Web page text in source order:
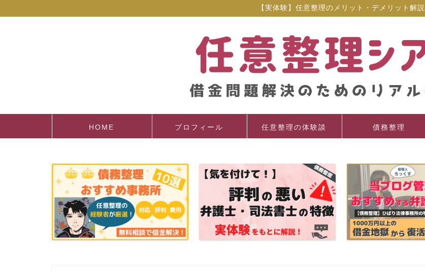
【実体験】任意整理のメリット・デメリット解説
HOME プロフィール 任意整理の体験談 債務整理